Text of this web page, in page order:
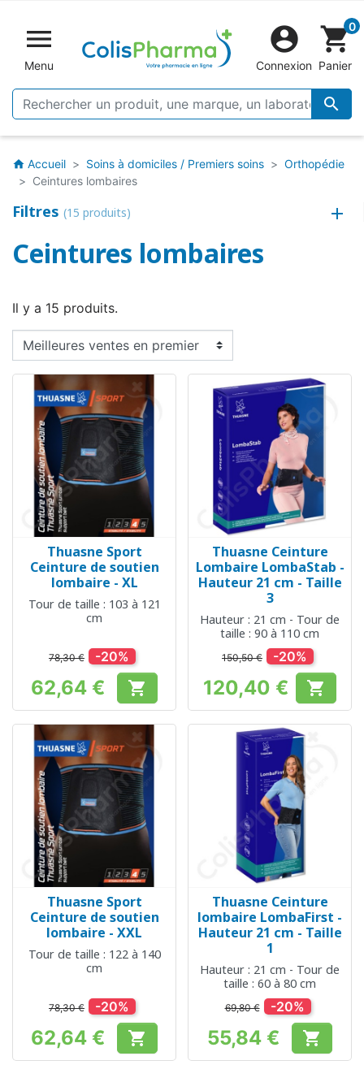

Menu


Connexion
shopping_cart0
Panier
home Accueil Soins à domiciles / Premiers soins
Orthopédie
Ceintures lombaires
Filtres (15 produits)
Ceintures lombaires
Il y a 15 produits.
Thuasne Sport
Ceinture de soutien
lombaire - XL
Tour de taille : 103 à 121
cm
78,30 € -20%
Prix
62,64 € 
Thuasne Ceinture
Lombaire LombaStab -
Hauteur 21 cm - Taille
3
Hauteur : 21 cm - Tour de
taille : 90 à 110 cm
150,50 € -20%
Prix
120,40 € 
Thuasne Sport
Ceinture de soutien
lombaire - XXL
Tour de taille : 122 à 140
cm
78,30 € -20%
Prix
62,64 € 
Thuasne Ceinture
lombaire LombaFirst -
Hauteur 21 cm - Taille
1
Hauteur : 21 cm - Tour de
taille : 60 à 80 cm
69,80 € -20%
Prix
55,84 € 